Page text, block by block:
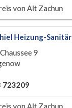
von Alt Zachun
Heizung-Sanitär
9
723209
von Alt Zachun